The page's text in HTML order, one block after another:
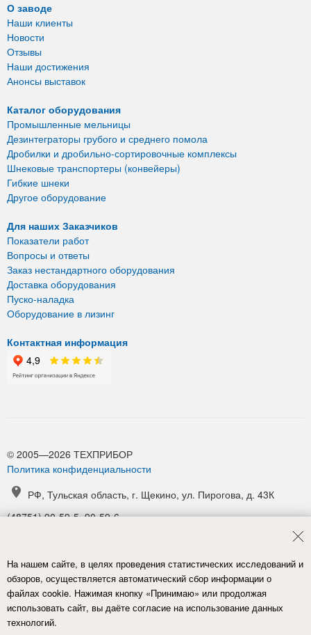
О заводе
Наши клиенты
Новости
Отзывы
Наши достижения
Анонсы выставок
Каталог оборудования
Промышленные мельницы
Дезинтеграторы грубого и среднего помола
Дробилки и дробильно-сортировочные комплексы
Шнековые транспортеры (конвейеры)
Гибкие шнеки
Другое оборудование
Для наших Заказчиков
Показатели работ
Вопросы и ответы
Заказ нестандартного оборудования
Доставка оборудования
Пуско-наладка
Оборудование в лизинг
Контактная информация
© 2005—2026 ТЕХПРИБОР
Политика конфиденциальности
РФ, Тульская область, г. Щекино, ул. Пирогова, д. 43К
(48751) 90-59-5, 90-59-6
Карта проезда
На нашем сайте, в целях проведения статистических исследований и
обзоров, осуществляется автоматический сбор информации о
файлах cookie. Нажимая кнопку «Принимаю» или продолжая
использовать сайт, вы даёте согласие на использование данных
технологий.